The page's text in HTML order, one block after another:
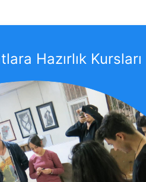
Hazırlık Kursları